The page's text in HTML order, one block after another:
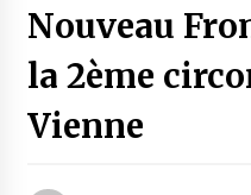
Nouveau
la 2ème
Vienne